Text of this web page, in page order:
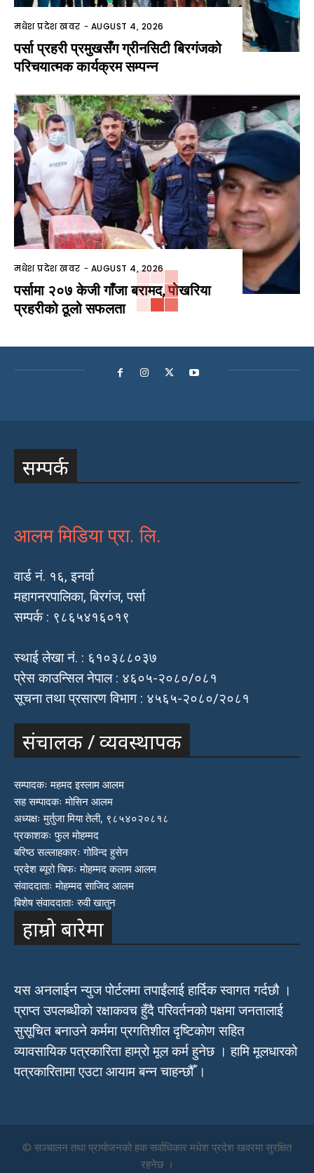
मधेश प्रदेश खवर - AUGUST 4, 2026
पर्सा प्रहरी प्रमुखसँग ग्रीनसिटी बिरगंजको
परिचयात्मक कार्यक्रम सम्पन्न
मधेश प्रदेश खवर - AUGUST 4, 2026
पर्सामा २०७ केजी गाँजा बरामद, पोखरिया
प्रहरीको ठूलो सफलता
सम्पर्क
आलम मिडिया प्रा. लि.
वार्ड नं. १६, इनर्वा
महागनरपालिका, बिरगंज, पर्सा
सम्पर्क : ९८६५४१६०१९
स्थाई लेखा नं. : ६१०३८८०३७
प्रेस काउन्सिल नेपाल : ४६०५-२०८०/०८१
सूचना तथा प्रसारण विभाग : ४५६५-२०८०/२०८१
संचालक / व्यवस्थापक
सम्पादकः महमद इस्लाम आलम
सह सम्पादकः मोसिन आलम
अध्यक्षः मुर्तुजा मिया तेली, ९८५४०२०८१८
प्रकाशकः फुल मोहम्मद
बरिष्ठ सल्लाहकारः गोविन्द हुसेन
प्रदेश ब्यूरो चिफः मोहम्मद कलाम आलम
संवाददाताः मोहम्मद साजिद आलम
बिशेष संवाददाताः रुवी खातुन
हाम्रो बारेमा
यस अनलाईन न्युज पोर्टलमा तपाईंलाई हार्दिक स्वागत गर्दछौ ।
प्राप्त उपलब्धीको रक्षाकवच हुँदै परिवर्तनको पक्षमा जनतालाई
सुसूचित बनाउने कर्ममा प्रगतिशील दृष्टिकोण सहित
व्यावसायिक पत्रकारिता हाम्रो मूल कर्म हुनेछ । हामि मूलधारको
पत्रकारितामा एउटा आयाम बन्न चाहन्छौँ ।
© सञ्चालन तथा प्रायाेजनकाे हक सर्वाधिकार मधेश प्रदेश खवरमा सुरक्षित
रहनेछ ।